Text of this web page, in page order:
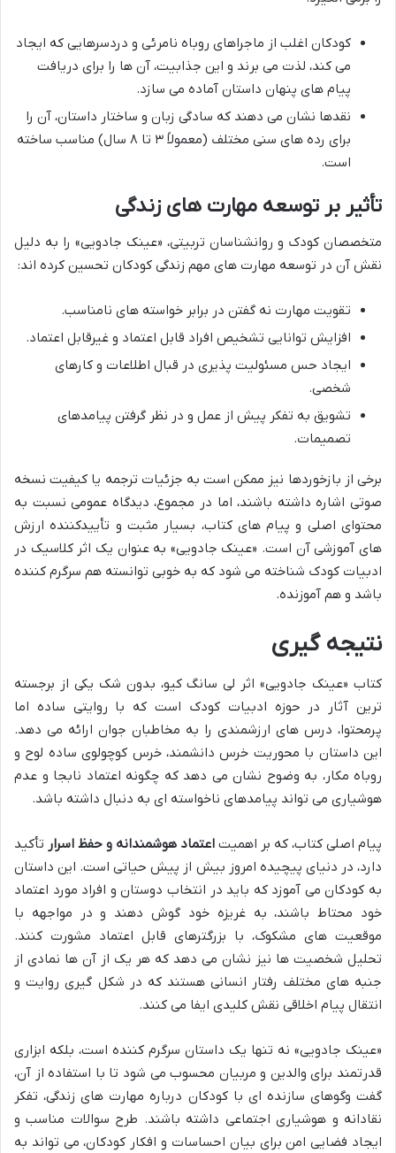
کودکان اغلب از ماجراهای روباه نامرئی و دردسرهایی که ایجاد
می کند، لذت می برند و این جذابیت، آن ها را برای دریافت
پیام های پنهان داستان آماده می سازد.
نقدها نشان می دهند که سادگی زبان و ساختار داستان، آن را
برای رده های سنی مختلف (معمولاً ۳ تا ۸ سال) مناسب ساخته
است.
تأثیر بر توسعه مهارت های زندگی
متخصصان کودک و روانشناسان تربیتی، «عینک جادویی» را به دلیل
نقش آن در توسعه مهارت های مهم زندگی کودکان تحسین کرده اند:
تقویت مهارت نه گفتن در برابر خواسته های نامناسب.
افزایش توانایی تشخیص افراد قابل اعتماد و غیرقابل اعتماد.
ایجاد حس مسئولیت پذیری در قبال اطلاعات و کارهای
شخصی.
تشویق به تفکر پیش از عمل و در نظر گرفتن پیامدهای
تصمیمات.
برخی از بازخوردها نیز ممکن است به جزئیات ترجمه یا کیفیت نسخه
صوتی اشاره داشته باشند، اما در مجموع، دیدگاه عمومی نسبت به
محتوای اصلی و پیام های کتاب، بسیار مثبت و تأییدکننده ارزش
های آموزشی آن است. «عینک جادویی» به عنوان یک اثر کلاسیک در
ادبیات کودک شناخته می شود که به خوبی توانسته هم سرگرم کننده
باشد و هم آموزنده.
نتیجه گیری
کتاب «عینک جادویی» اثر لی سانگ کیو، بدون شک یکی از برجسته
ترین آثار در حوزه ادبیات کودک است که با روایتی ساده اما
پرمحتوا، درس های ارزشمندی را به مخاطبان جوان ارائه می دهد.
این داستان با محوریت خرس دانشمند، خرس کوچولوی ساده لوح و
روباه مکار، به وضوح نشان می دهد که چگونه اعتماد نابجا و عدم
هوشیاری می تواند پیامدهای ناخواسته ای به دنبال داشته باشد.
پیام اصلی کتاب، که بر اهمیت اعتماد هوشمندانه و حفظ اسرار تأکید
دارد، در دنیای پیچیده امروز بیش از پیش حیاتی است. این داستان
به کودکان می آموزد که باید در انتخاب دوستان و افراد مورد اعتماد
خود محتاط باشند، به غریزه خود گوش دهند و در مواجهه با
موقعیت های مشکوک، با بزرگترهای قابل اعتماد مشورت کنند.
تحلیل شخصیت ها نیز نشان می دهد که هر یک از آن ها نمادی از
جنبه های مختلف رفتار انسانی هستند که در شکل گیری روایت و
انتقال پیام اخلاقی نقش کلیدی ایفا می کنند.
«عینک جادویی» نه تنها یک داستان سرگرم کننده است، بلکه ابزاری
قدرتمند برای والدین و مربیان محسوب می شود تا با استفاده از آن،
گفت وگوهای سازنده ای با کودکان درباره مهارت های زندگی، تفکر
نقادانه و هوشیاری اجتماعی داشته باشند. طرح سوالات مناسب و
ایجاد فضایی امن برای بیان احساسات و افکار کودکان، می تواند به